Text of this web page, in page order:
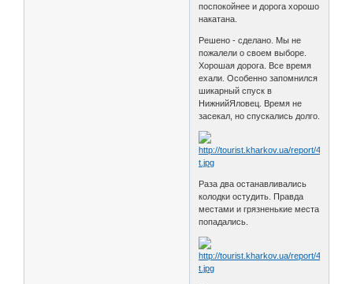
поспокойнее и дорога хорошо
накатана.
Решено - сделано. Мы не
пожалели о своем выборе.
Хорошая дорога. Все время
ехали. Особенно запомнился
шикарный спуск в
НижнийЯловец. Время не
засекал, но спускались долго.
Раза два останавливались
колодки остудить. Правда
местами и грязненькие места
попадались.